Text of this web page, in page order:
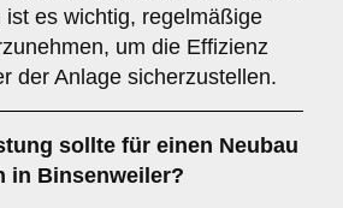
ist es wichtig, regelmäßige
um die Effizienz
der Anlage sicherzustellen.
sollte für einen Neubau
in Binsenweiler?